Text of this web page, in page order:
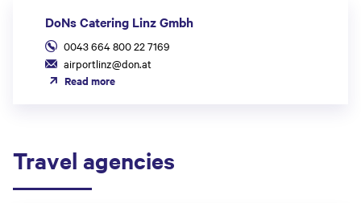
DoNs Catering Linz Gmbh
0043 664 800 22 7169
airportlinz@don.at
Read more
Travel agencies